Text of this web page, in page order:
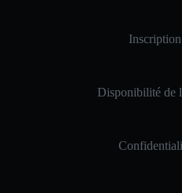
Inscription
Disponibilité de